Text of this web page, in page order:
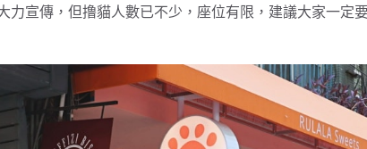
力宣傳，但撸貓人數已不少，座位有限，建議大家一定